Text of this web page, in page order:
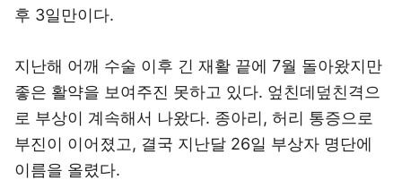
후 3일만이다.
지난해 어깨 수술 이후 긴 재활 끝에 7월 돌아왔지만
좋은 활약을 보여주진 못하고 있다. 엎친데덮친격으
로 부상이 계속해서 나왔다. 종아리, 허리 통증으로
부진이 이어졌고, 결국 지난달 26일 부상자 명단에
이름을 올렸다.